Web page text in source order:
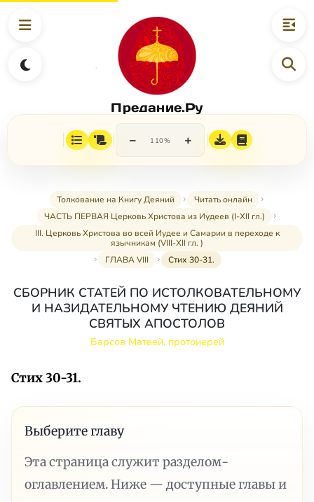
Предание.Ру
− 110% +
Толкование на Книгу Деяний
Читать онлайн
ЧАСТЬ ПЕРВАЯ Церковь Христова из Иудеев (I-XII гл.)
III. Церковь Христова во всей Иудее и Самарии в переходе к
язычникам (VIII-XII гл. )
ГЛАВА VIII
Стих 30-31.
СБОРНИК СТАТЕЙ ПО ИСТОЛКОВАТЕЛЬНОМУ
И НАЗИДАТЕЛЬНОМУ ЧТЕНИЮ ДЕЯНИЙ
СВЯТЫХ АПОСТОЛОВ
Барсов Матвей, протоиерей
Стих 30-31.
Выберите главу
Эта страница служит разделом-
оглавлением. Ниже — доступные главы и